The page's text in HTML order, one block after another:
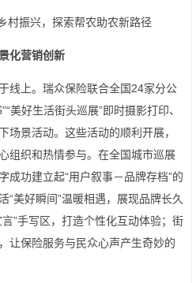
村振兴，探索帮农助农新路径
化营销创新
线上。瑞众保险联合全国24家分公
美好生活街头巡展”即时摄影打印、
场景活动。这些活动的顺利开展，
组织和热情参与。在全国城市巡展
成功建立起“用户叙事－品牌存档”的
“美好瞬间”温暖相遇，展现品牌长久
”手写区，打造个性化互动体验；街
让保险服务与民众心声产生奇妙的